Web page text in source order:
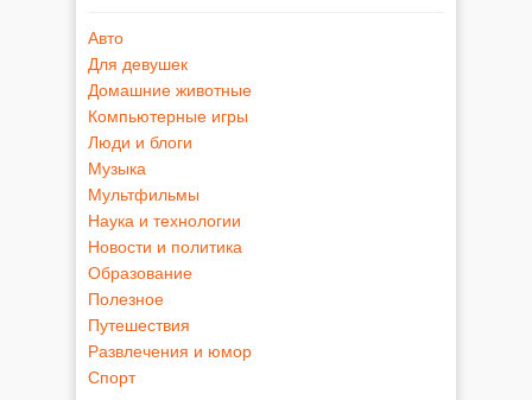
Авто
Для девушек
Домашние животные
Компьютерные игры
Люди и блоги
Музыка
Мультфильмы
Наука и технологии
Новости и политика
Образование
Полезное
Путешествия
Развлечения и юмор
Спорт